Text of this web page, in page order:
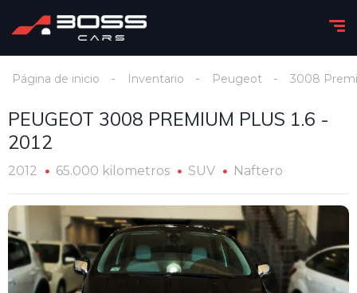
Página de inicio Inventario Peugeot 3008
PEUGEOT 3008 PREMIUM PLUS 1.6 -
2012
2012 65.000 kilometros SUV Naftero